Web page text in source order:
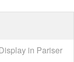
in Pariser